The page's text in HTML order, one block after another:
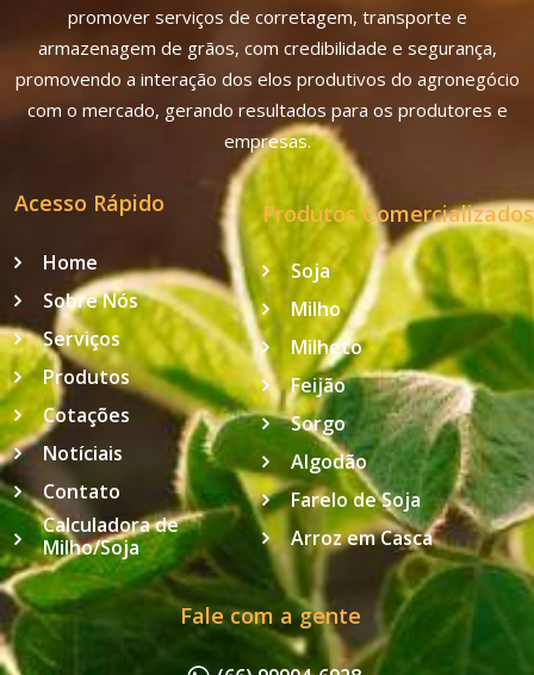
promover serviços de corretagem, transporte e
armazenagem de grãos, com credibilidade e segurança,
promovendo a interação dos elos produtivos do agronegócio
com o mercado, gerando resultados para os produtores e
empresas.
Acesso Rápido
Home
Sobre Nós
Serviços
Produtos
Cotações
Notíciais
Contato
Calculadora de
Milho/Soja
Produtos Comercializados
Soja
Milho
Milheto
Feijão
Sorgo
Algodão
Farelo de Soja
Arroz em Casca
Fale com a gente